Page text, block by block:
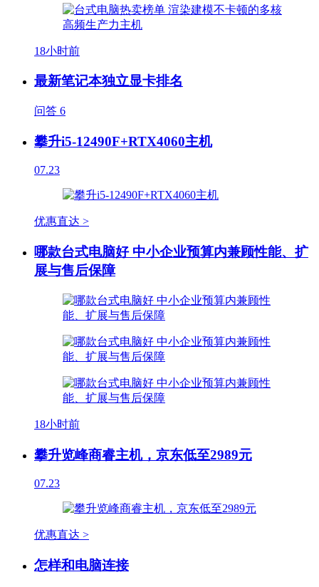
18小时前
最新笔记本独立显卡排名
问答 6
攀升i5-12490F+RTX4060主机
07.23
优惠直达 >
哪款台式电脑好 中小企业预算内兼顾性能、扩
展与售后保障
18小时前
攀升览峰商睿主机，京东低至2989元
07.23
优惠直达 >
怎样和电脑连接